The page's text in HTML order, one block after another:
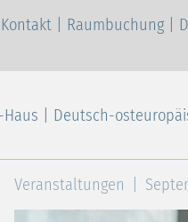
Kontakt Raumbuchung
| Deutsch-
Veranstaltungen